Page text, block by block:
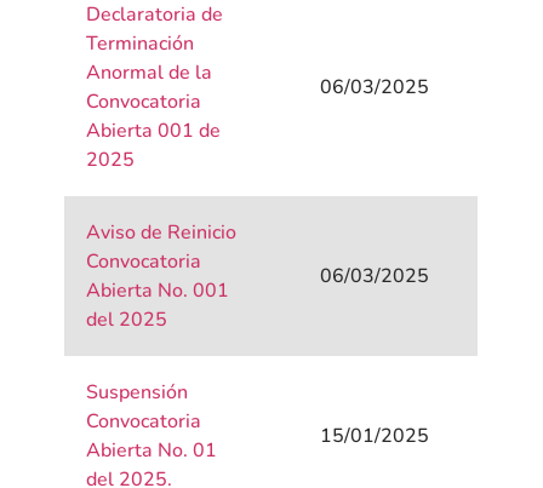
Declaratoria de
Terminación
Anormal de la
Convocatoria
Abierta 001 de
2025
06/03/2025
Aviso de Reinicio
Convocatoria
Abierta No. 001
del 2025
06/03/2025
Suspensión
Convocatoria
Abierta No. 01
del 2025.
15/01/2025